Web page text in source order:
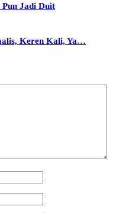
Pun Jadi Duit
Keren Kali, Ya…